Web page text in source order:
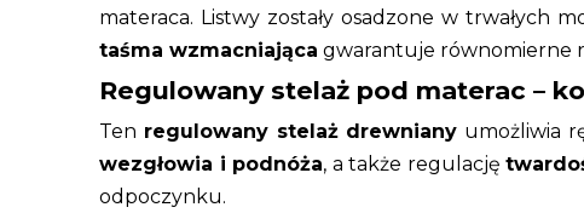
materaca. Listwy zostały osadzone w
taśma wzmacniająca gwarantuje równomierne
Regulowany stelaż pod materac –
Ten regulowany stelaż drewniany umożliwia
wezgłowia i podnóża, a także regulację
odpoczynku.